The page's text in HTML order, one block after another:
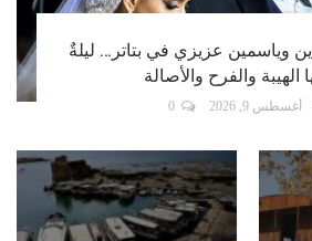
الأمريكية تغلق على ارتفاع
أغسطس 8, 2026 0